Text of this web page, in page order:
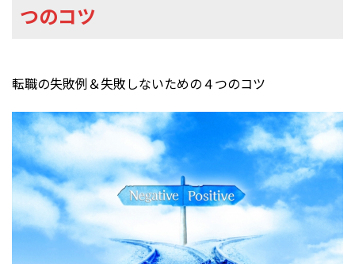
つのコツ
転職の失敗例＆失敗しないための４つのコツ